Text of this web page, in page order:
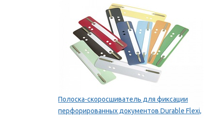
Полоска-скоросшиватель для фиксации
перфорированных документов Durable Flexi,